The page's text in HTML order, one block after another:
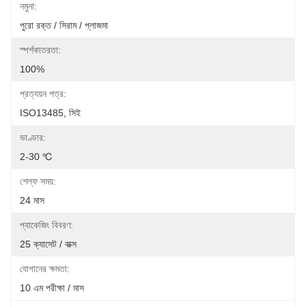
নমুনা:
পুরো রক্ত ​​/ সিরাম / প্লাজমা
স্পর্শকাতরতা:
100%
প্রত্যয়ন পত্র:
ISO13485, সিই
ভাণ্ডার:
2-30 ℃
শেল্ফ সময়:
24 মাস
প্যাকেজিং বিবরণ:
25 ক্যাসেট / বাক্স
যোগানের ক্ষমতা:
10 এম পরীক্ষা / মাস